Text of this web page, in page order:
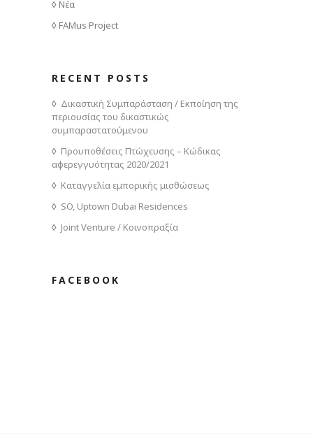
Νέα
FAMus Project
RECENT POSTS
Δικαστική Συμπαράσταση / Εκποίηση της
περιουσίας του δικαστικώς
συμπαραστατούμενου
Προυποθέσεις Πτώχευσης – Κώδικας
αφερεγγυότητας 2020/2021
Καταγγελία εμπορικής μισθώσεως
SO, Uptown Dubai Residences
Joint Venture / Κοινοπραξία
FACEBOOK